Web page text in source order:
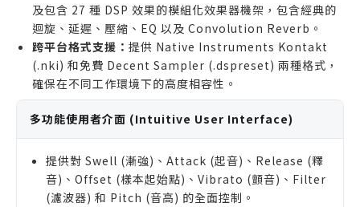
及包含 27 種 DSP 效果的模組化效果器機架，包含經典的
迴旋、延遲、壓縮、EQ 以及 Convolution Reverb。
跨平台格式支援： 提供 Native Instruments Kontakt
(.nki) 和免費 Decent Sampler (.dspreset) 兩種格式，
確保在不同工作環境下的高度相容性。
多功能使用者介面 (Intuitive User Interface)
提供對 Swell (漸強)、Attack (起音)、Release (釋
音)、Offset (樣本起始點)、Vibrato (顫音)、Filter
(濾波器) 和 Pitch (音高) 的全面控制。